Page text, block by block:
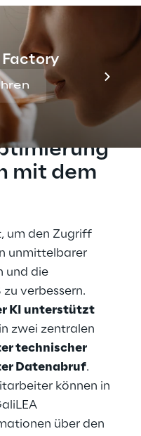
Factory
GaliLEA
Logistics Reply
mit dem
um den Zugriff
unmittelbarer
und die
verbessern.
KI unterstützt
zwei zentralen
technischer
Datenabruf.
können in
über den